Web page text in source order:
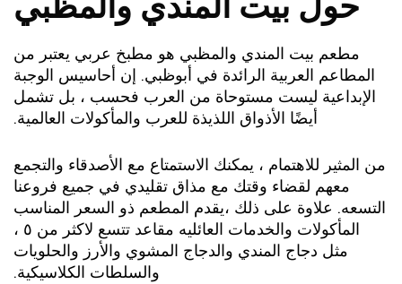
مطعم بيت المندي والمظبي هو مطبخ عربي يعتبر من
العربية الرائدة في أبوظبي. إن أحاسيس الوجبة
ليست مستوحاة من العرب فحسب ، بل تشمل
أيضًا الأذواق اللذيذة للعرب والمأكولات العالمية.
للاهتمام ، يمكنك الاستمتاع مع الأصدقاء والتجمع
معهم لقضاء وقتك مع مذاق تقليدي في جميع فروعنا
علاوة على ذلك ،يقدم المطعم ذو السعر المناسب
المأكولات والخدمات العائليه مقاعد تتسع لاكثر من ٥ ،
مثل دجاج المندي والدجاج المشوي والأرز والحلويات
والسلطات الكلاسيكية.